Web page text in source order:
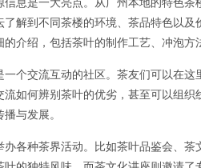
解到不同茶楼的环境、茶品特色以
介绍，包括茶叶的制作工艺、冲泡方
一个交流互动的社区。茶友们可以在
流如何辨别茶叶的优劣，甚至可以组
与发展。
办各种茶界活动。比如茶叶品鉴会、